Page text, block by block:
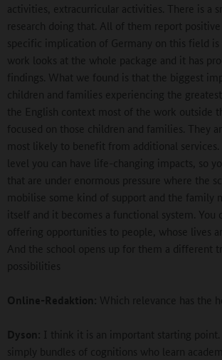
activities, extracurricular activities. There is a
research doing that. All of them report
specific implication of Germany on this field is
work looks at the whole package and it has
findings. What we found is that the biggest
children and families experiencing the
the English context most of the work outside
focused on those children and families. They
most likely to benefit from additional
level you can have life-changing impacts, so
that are under enormous pressure where the
mobilise some kind of support and the family
itself and it becomes a functional system. You
offering opportunities to people, whose lives
And the school opens up for them a different
possibilities
Online-Redaktion: Which relevance has the
Dyson: I think it is an important starting
simply bundles of cognitions who learn